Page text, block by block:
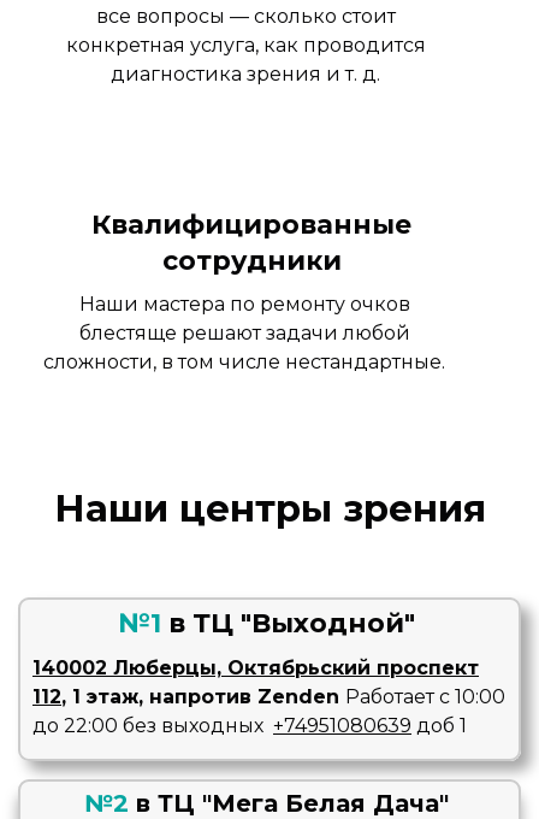
Квалифицированные
сотрудники
Наши мастера по ремонту очков
блестяще решают задачи любой
сложности, в том числе нестандартные.
все вопросы — сколько стоит
конкретная услуга, как проводится
диагностика зрения и т. д.
Наши центры зрения
№1 в ТЦ "Выходной"
140002 Люберцы, Октябрьский проспект
112, 1 этаж, напротив Zenden Работает с 10:00
до 22:00 без выходных +74951080639 доб 1
№2 в ТЦ "Мега Белая Дача"